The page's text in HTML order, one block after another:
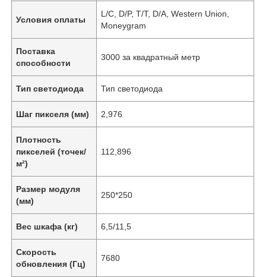
Условия оплаты
L/C, D/P, T/T, D/A, Western Union,
Moneygram
Поставка
способности
3000 за квадратный метр
Тип светодиода Тип светодиода
Шаг пикселя (мм) 2,976
Плотность
пикселей (точек/
м²)
112,896
Размер модуля
(мм)
250*250
Вес шкафа (кг) 6,5/11,5
Скорость
обновления (Гц)
7680